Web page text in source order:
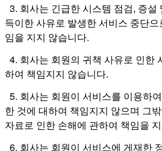
3. 회사는 긴급한 시스템 점검, 증설
득이한 사유로 발생한 서비스 중단
임을 지지 않습니다.
4. 회사는 회원의 귀책 사유로 인한
하여 책임지지 않습니다.
5. 회사는 회원이 서비스를 이용하
한 것에 대하여 책임지지 않으며 그
자료로 인한 손해에 관하여 책임을
6. 회사는 회원이 서비스에 게재한